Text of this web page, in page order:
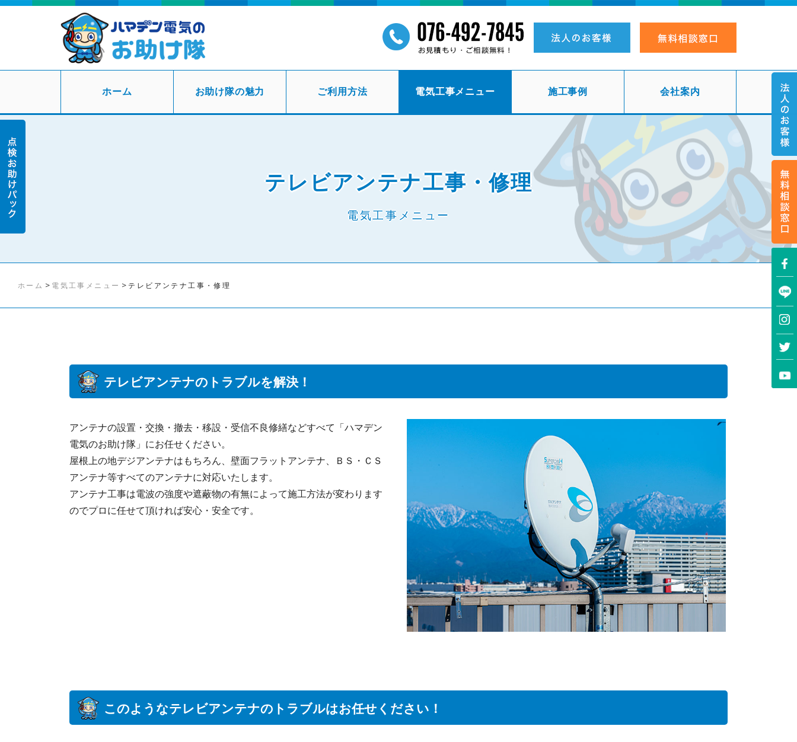
ホーム お助け隊の魅力 ご利用方法 電気工事メニュー 施工事例 会社案内
テレビアンテナ工事・修理
電気工事メニュー
ホーム > 電気工事メニュー > テレビアンテナ工事・修理
テレビアンテナのトラブルを解決！
アンテナの設置・交換・撤去・移設・受信不良修繕などすべて「ハマデン
電気のお助け隊」にお任せください。
屋根上の地デジアンテナはもちろん、壁面フラットアンテナ、ＢＳ・ＣＳ
アンテナ等すべてのアンテナに対応いたします。
アンテナ工事は電波の強度や遮蔽物の有無によって施工方法が変わります
のでプロに任せて頂ければ安心・安全です。
このようなテレビアンテナのトラブルはお任せください！